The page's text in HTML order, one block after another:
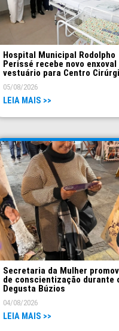
Hospital Municipal Rodolpho
Perissé recebe novo enxoval
vestuário para Centro
05/08/2026
LEIA MAIS >>
Secretaria da Mulher
de conscientização durante
Degusta Búzios
04/08/2026
LEIA MAIS >>